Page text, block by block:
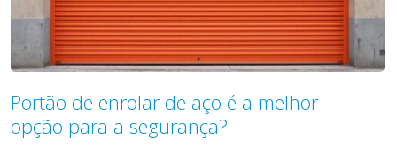
Portão de enrolar de aço é a melhor
opção para a segurança?